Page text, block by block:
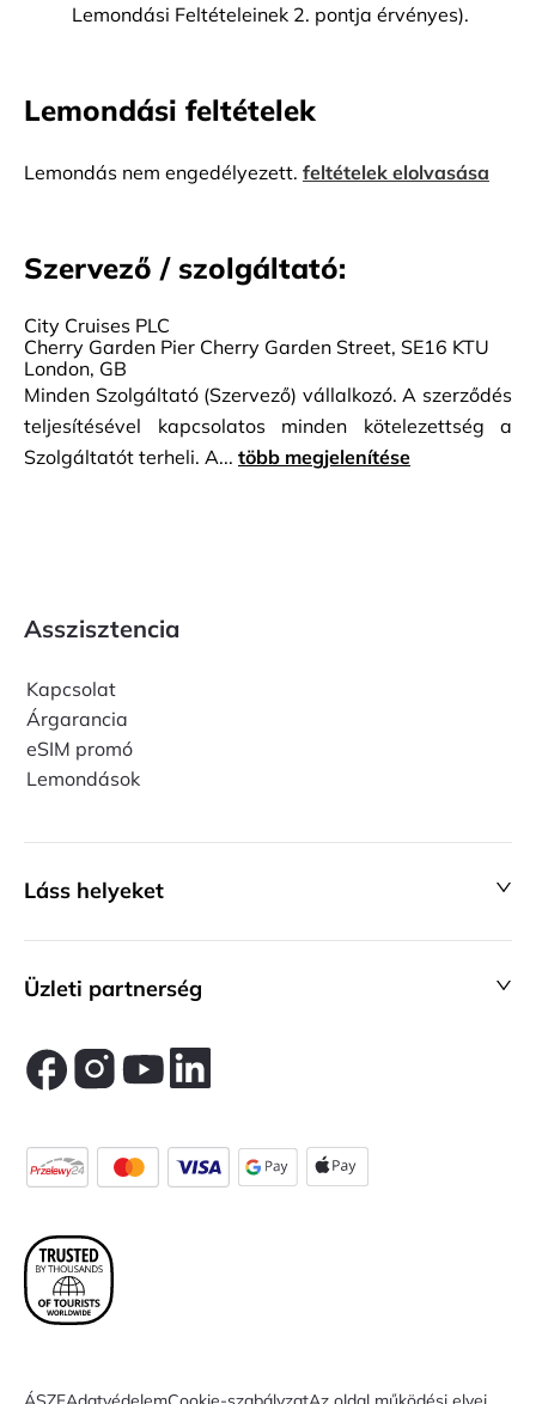
Lemondási Feltételeinek 2. pontja érvényes).
Lemondási feltételek
Lemondás nem engedélyezett. feltételek elolvasása
Szervező / szolgáltató:
City Cruises PLC
Cherry Garden Pier Cherry Garden Street, SE16 KTU
London, GB
Minden Szolgáltató (Szervező) vállalkozó. A szerződés
teljesítésével kapcsolatos minden kötelezettség a
Szolgáltatót terheli. A... több megjelenítése
Asszisztencia
Kapcsolat
Árgarancia
eSIM promó
Lemondások
Láss helyeket
Üzleti partnerség